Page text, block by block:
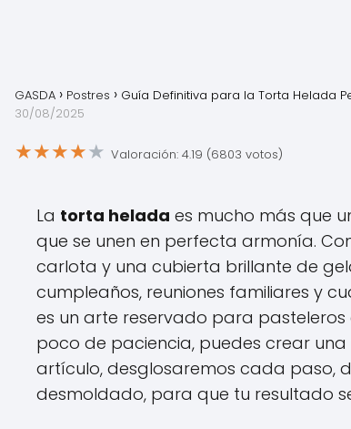
GASDA Postres
Guía Definitiva para la Torta Helada
30/08/2025
★★★★★ Valoración: 4.19 (6803 votos)
La torta helada es mucho más que
que se unen en perfecta armonía.
carlota y una cubierta brillante de
cumpleaños, reuniones familiares y
es un arte reservado para
poco de paciencia, puedes crear
artículo, desglosaremos cada paso,
desmoldado, para que tu resultado